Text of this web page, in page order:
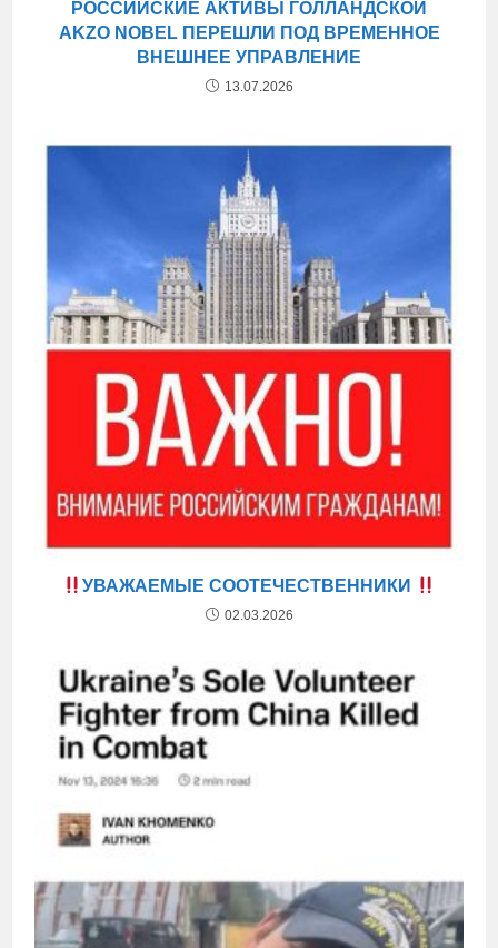
РОССИЙСКИЕ АКТИВЫ ГОЛЛАНДСКОЙ
AKZO NOBEL ПЕРЕШЛИ ПОД ВРЕМЕННОЕ
ВНЕШНЕЕ УПРАВЛЕНИЕ
13.07.2026
УВАЖАЕМЫЕ СООТЕЧЕСТВЕННИКИ
02.03.2026